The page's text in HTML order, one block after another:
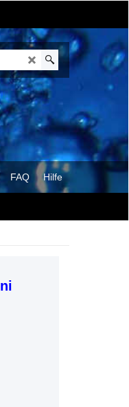
FAQ Hilfe